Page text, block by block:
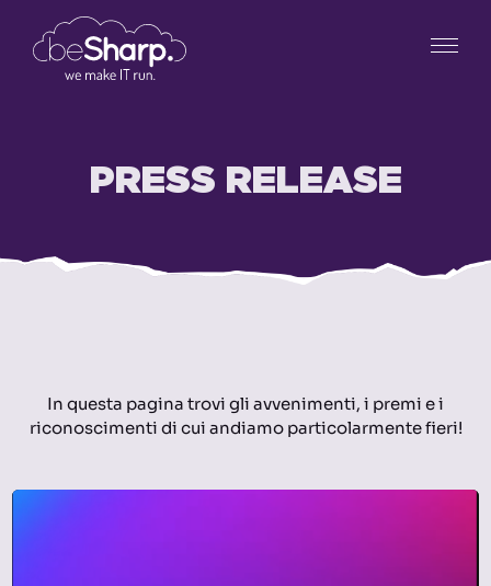
PRESS RELEASE
In questa pagina trovi gli avvenimenti, i premi e i
riconoscimenti di cui andiamo particolarmente fieri!